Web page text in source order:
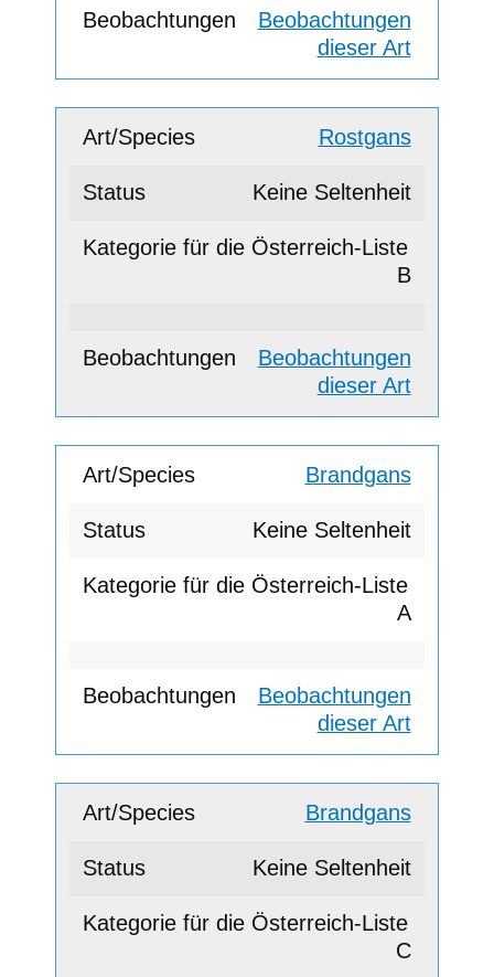
Beobachtungen
dieser Art
Rostgans
Keine Seltenheit
B
Beobachtungen
dieser Art
Brandgans
Keine Seltenheit
A
Beobachtungen
dieser Art
Brandgans
Keine Seltenheit
C